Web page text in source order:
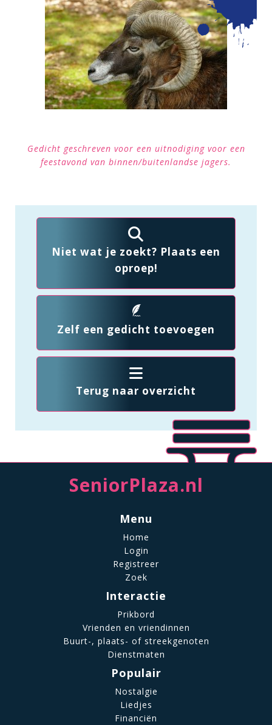
Gedicht geschreven voor een uitnodiging voor een
feestavond van binnen/buitenlandse jagers.
Niet wat je zoekt? Plaats een
oproep!
Zelf een gedicht toevoegen
Terug naar overzicht
SeniorPlaza.nl
Menu
Home
Login
Registreer
Zoek
Interactie
Prikbord
Vrienden en vriendinnen
Buurt-, plaats- of streekgenoten
Dienstmaten
Populair
Nostalgie
Liedjes
Financiën